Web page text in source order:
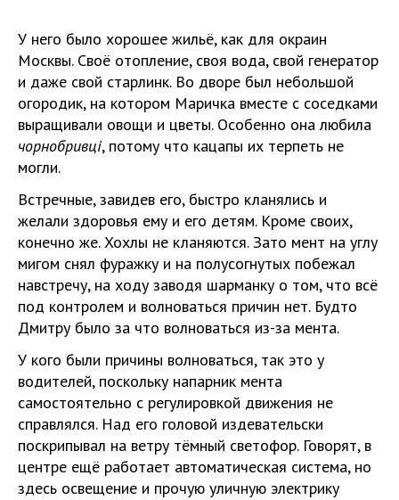
У него было хорошее жильё, как для окраин
Москвы. Своё отопление, своя вода, свой генератор
и даже свой старлинк. Во дворе был небольшой
огородик, на котором Маричка вместе с соседками
выращивали овощи и цветы. Особенно она любила
чорнобривці, потому что кацапы их терпеть не
могли.
Встречные, завидев его, быстро кланялись и
желали здоровья ему и его детям. Кроме своих,
конечно же. Хохлы не кланяются. Зато мент на углу
мигом снял фуражку и на полусогнутых побежал
навстречу, на ходу заводя шарманку о том, что всё
под контролем и волноваться причин нет. Будто
Дмитру было за что волноваться из-за мента.
У кого были причины волноваться, так это у
водителей, поскольку напарник мента
самостоятельно с регулировкой движения не
справлялся. Над его головой издевательски
поскрипывал на ветру тёмный светофор. Говорят, в
центре ещё работает автоматическая система, но
здесь освещение и прочую уличную электрику